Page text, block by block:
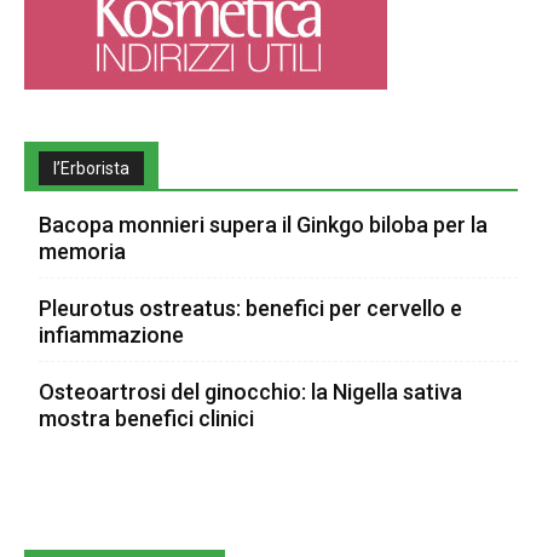
l’Erborista
Bacopa monnieri supera il Ginkgo biloba per la
memoria
Pleurotus ostreatus: benefici per cervello e
infiammazione
Osteoartrosi del ginocchio: la Nigella sativa
mostra benefici clinici